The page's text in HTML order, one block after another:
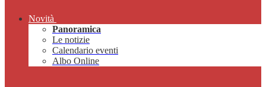
Novità
Panoramica
Le notizie
Calendario eventi
Albo Online